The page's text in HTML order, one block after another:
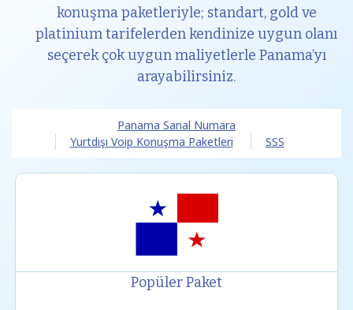
SIM
Internet
konuşma paketleriyle; standart, gold ve
platinium tarifelerden kendinize uygun olanı
seçerek çok uygun maliyetlerle Panama’yı
arayabilirsiniz.
Panama Sanal Numara
Yurtdışı Voip Konuşma Paketleri
SSS
Popüler Paket